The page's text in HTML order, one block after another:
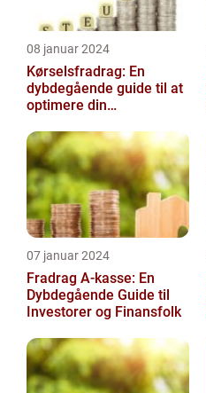
08 januar 2024
Kørselsfradrag: En
dybdegående guide til at
optimere din
07 januar 2024
Fradrag A-kasse: En
Dybdegående Guide til
Investorer og Finansfolk